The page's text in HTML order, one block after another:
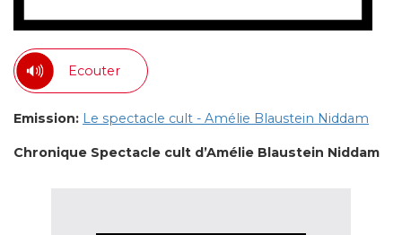
Ecouter
Emission: Le spectacle cult - Amélie Blaustein Niddam
Chronique Spectacle cult d’Amélie Blaustein Niddam